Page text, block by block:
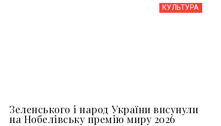
КУЛЬТУРА
Зеленського і народ України висунули
на Нобелівську премію миру 2026